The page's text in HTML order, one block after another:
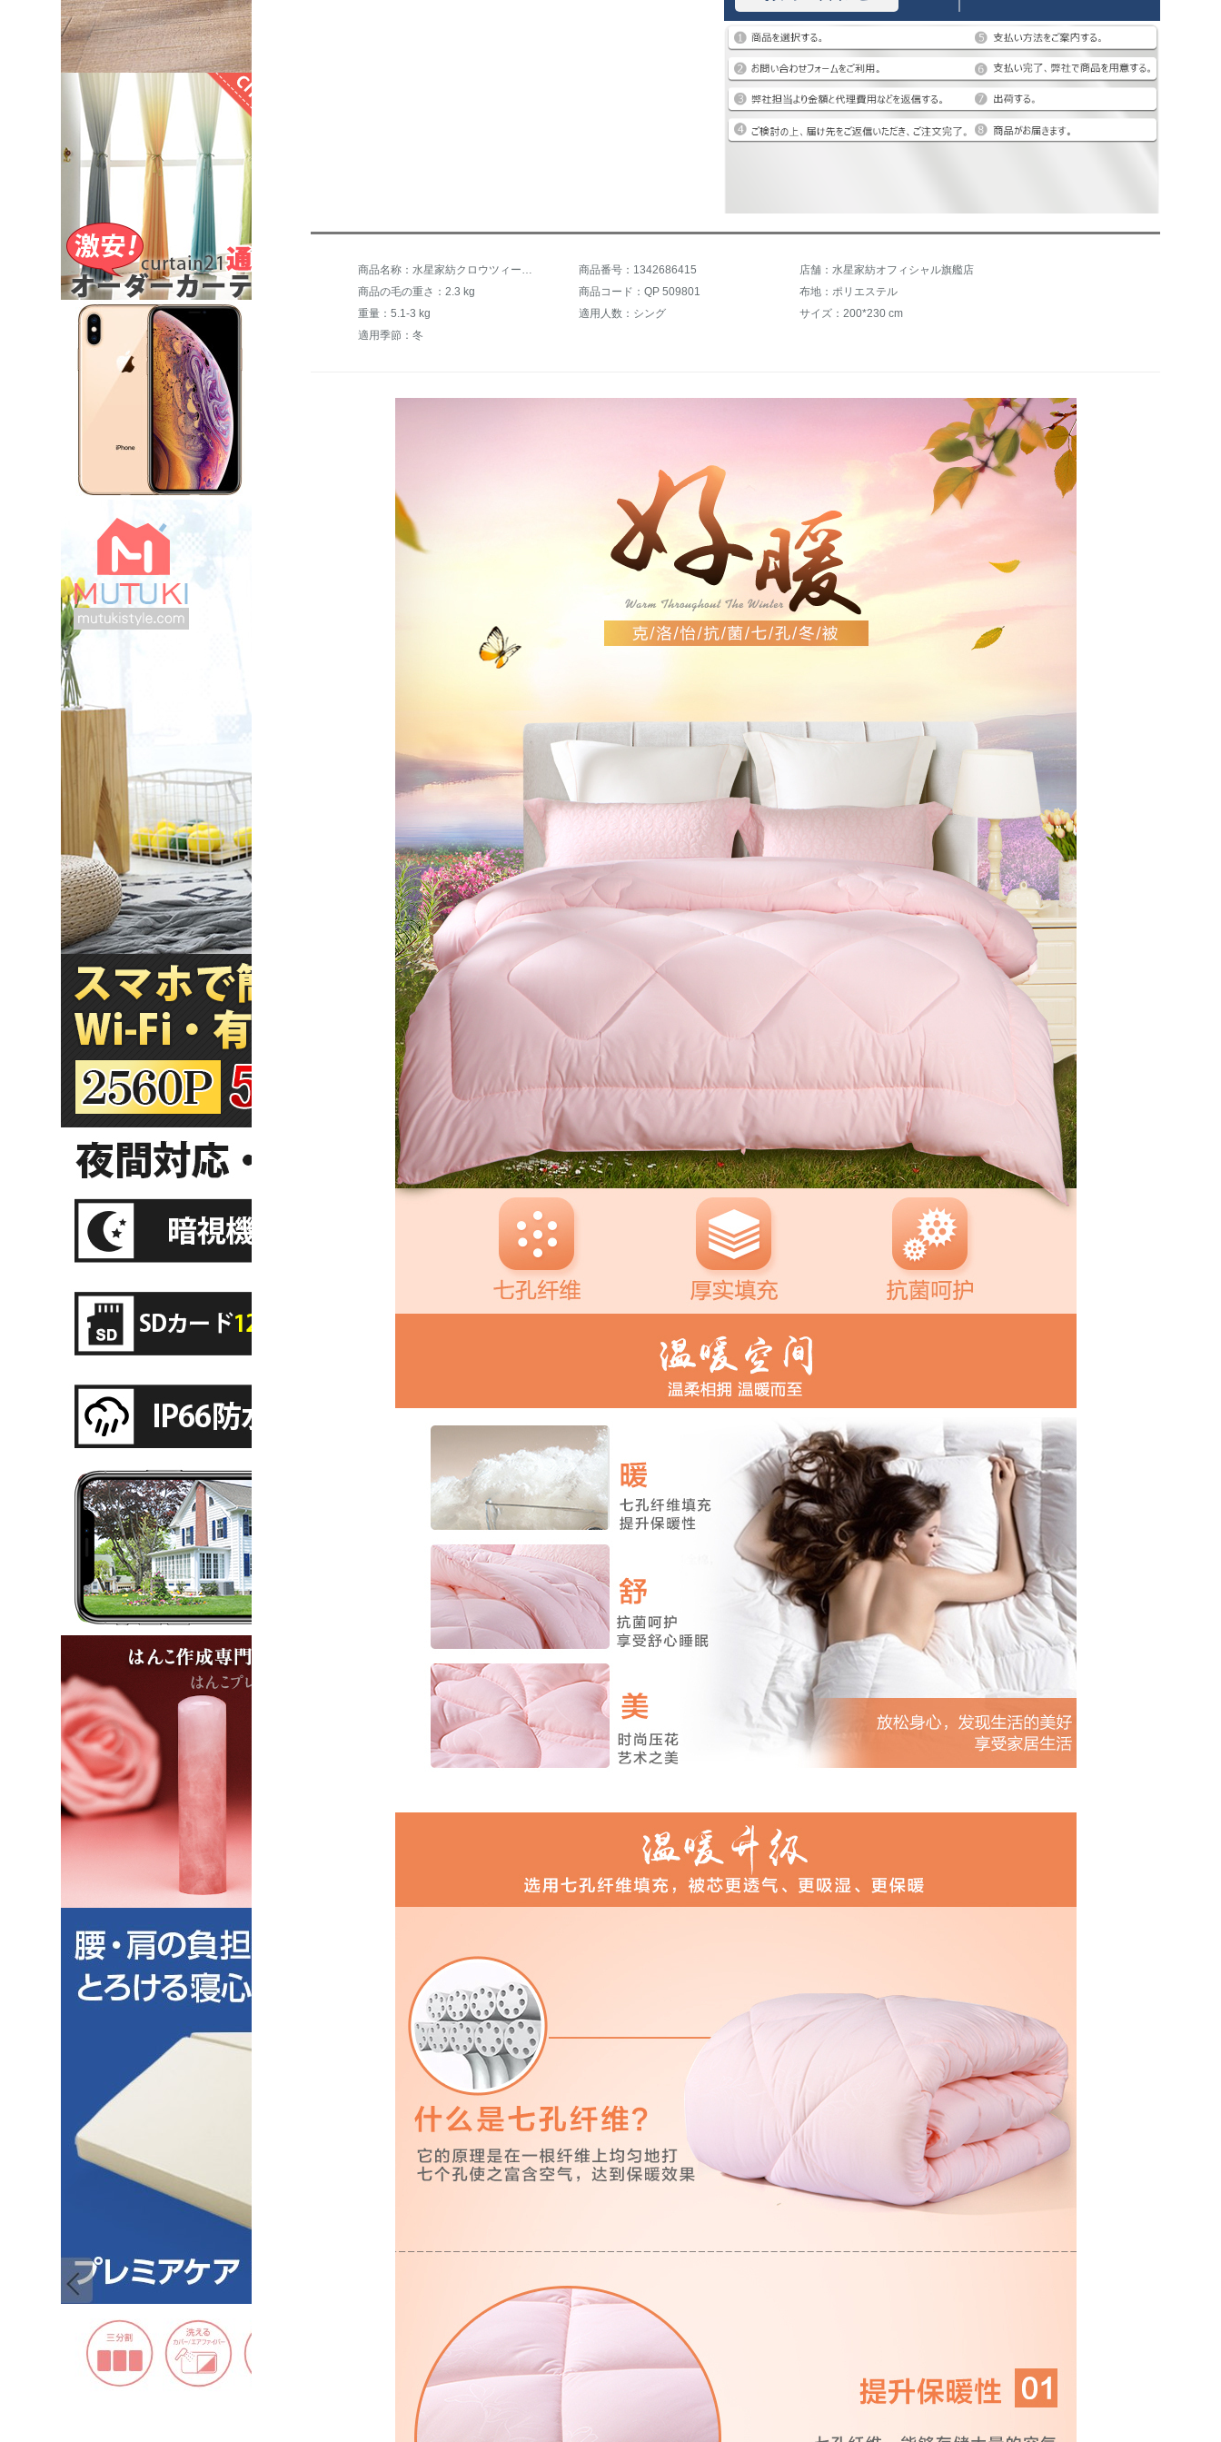
商品番号：1342686415
店舗：水星家紡オフィシャル旗艦店
商品の毛の重さ：2.3 kg
商品コード：QP 509801
布地：ポリエステル
重量：5.1-3 kg
適用人数：シング
サイズ：200*230 cm
適用季節：冬